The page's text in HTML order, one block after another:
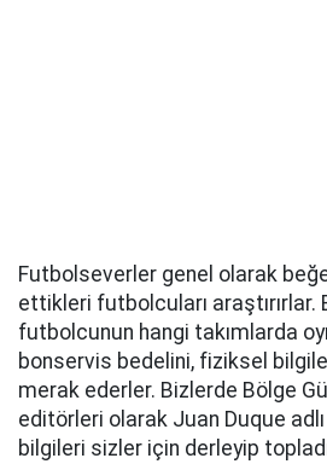
Futbolseverler genel olarak
ettikleri futbolcuları araştırırlar.
futbolcunun hangi takımlarda
bonservis bedelini, fiziksel
merak ederler. Bizlerde Bölge
editörleri olarak Juan Duque
bilgileri sizler için derleyip